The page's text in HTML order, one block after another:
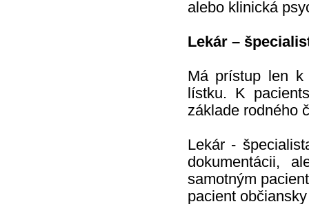
alebo klinická
Lekár –
Má prístup len k
lístku. K
základe rodného
Lekár -
dokumentácii,
samotným
pacient